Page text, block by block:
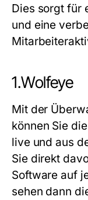
Dies sorgt für
und eine
1.Wolfeye
Mit der
können Sie
live und aus
Sie direkt
Software auf
sehen dann